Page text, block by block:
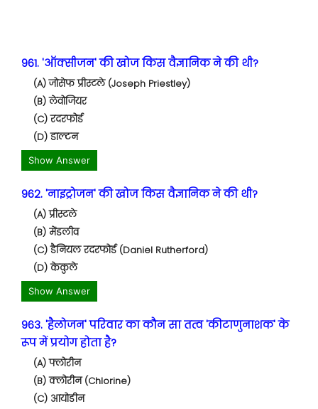
961. 'ऑक्सीजन' की खोज किस वैज्ञानिक ने की थी?
(A) जोसेफ प्रीस्टले (Joseph Priestley)
(B) लेवोजियर
(C) रदरफोर्ड
(D) डाल्टन
Show Answer
962. 'नाइट्रोजन' की खोज किस वैज्ञानिक ने की थी?
(A) प्रीस्टले
(B) मेंडलीव
(C) डैनियल रदरफोर्ड (Daniel Rutherford)
(D) केकुले
Show Answer
963. 'हैलोजन' परिवार का कौन सा तत्व 'कीटाणुनाशक' के
रूप में प्रयोग होता है?
(A) फ्लोरीन
(B) क्लोरीन (Chlorine)
(C) आयोडीन